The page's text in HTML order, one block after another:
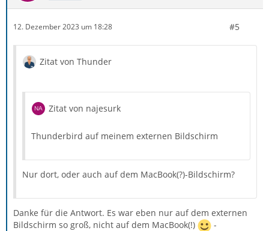
12. Dezember 2023 um 18:28 #5
Zitat von Thunder
Zitat von najesurk
Thunderbird auf meinem externen Bildschirm
Nur dort, oder auch auf dem MacBook(?)-Bildschirm?
Danke für die Antwort. Es war eben nur auf dem externen
Bildschirm so groß, nicht auf dem MacBook(!)
-